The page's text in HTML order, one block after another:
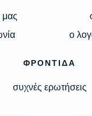
μας
ο
ΦΡΟΝΤΙΔΑ
συχνές ερωτήσεις